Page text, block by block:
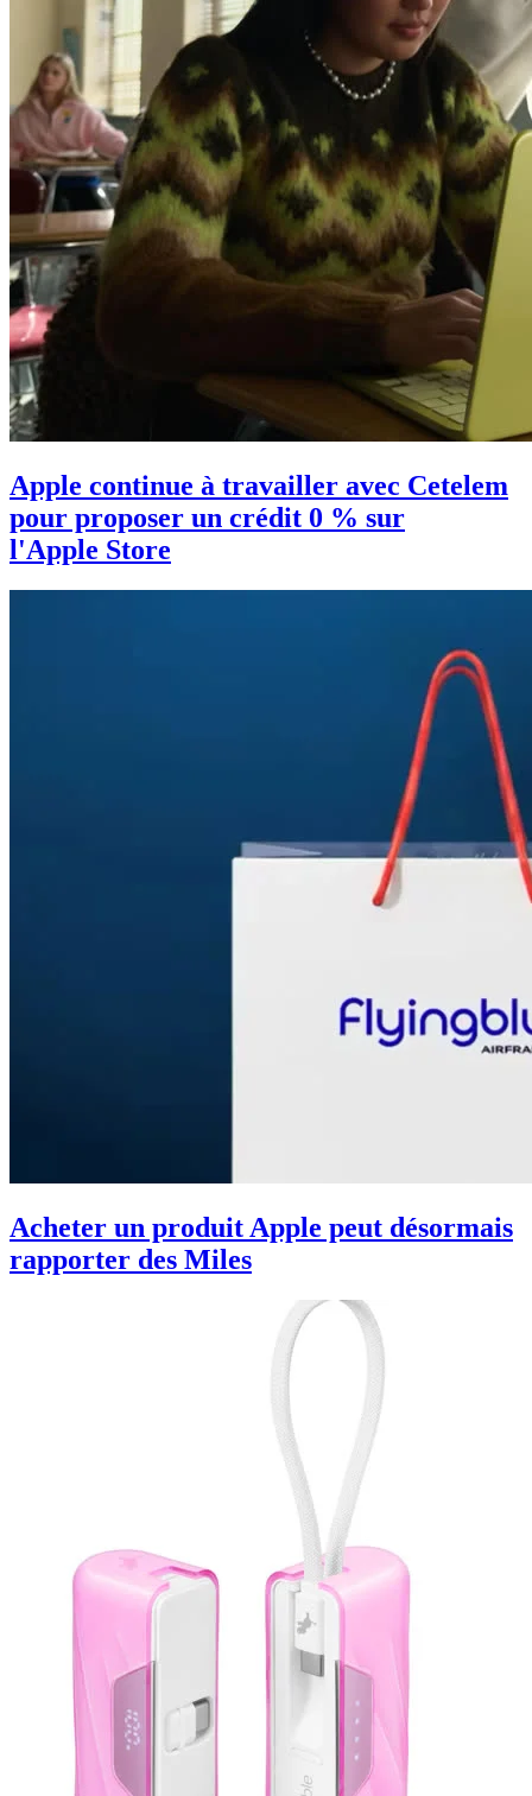
Apple continue à travailler avec Cetelem
pour proposer un crédit 0 % sur
l'Apple Store
Acheter un produit Apple peut désormais
rapporter des Miles